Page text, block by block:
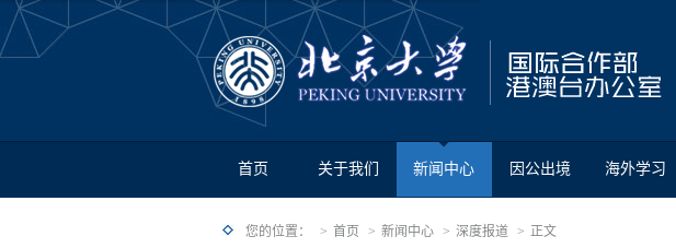
首页 关于我们 新闻中心 因公出境 海外学习
您的位置： 首页 新闻中心 深度报道 正文